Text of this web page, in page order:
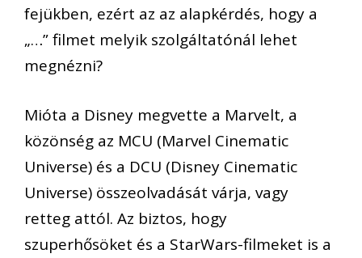
fejükben, ezért az az alapkérdés, hogy a
„…” filmet melyik szolgáltatónál lehet
megnézni?
Mióta a Disney megvette a Marvelt, a
közönség az MCU (Marvel Cinematic
Universe) és a DCU (Disney Cinematic
Universe) összeolvadását várja, vagy
retteg attól. Az biztos, hogy
szuperhősöket és a StarWars-filmeket is a